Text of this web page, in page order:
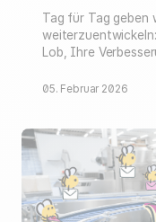
Tag für Tag geben
Lob, Ihre
rauskommt.
05. Februar 2026